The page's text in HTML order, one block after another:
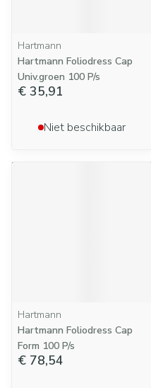
Hartmann
Hartmann Foliodress Cap
Univ.groen 100 P/s
€ 35,91
Niet beschikbaar
Hartmann
Hartmann Foliodress Cap
Form 100 P/s
€ 78,54